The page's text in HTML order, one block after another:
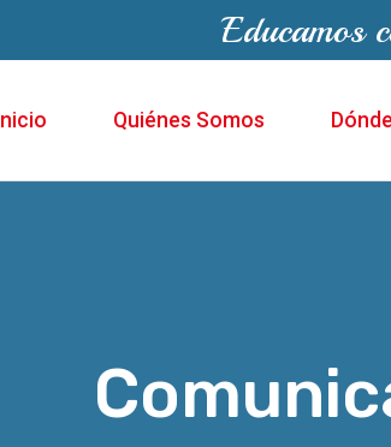
Educamos
Inicio Quiénes Somos